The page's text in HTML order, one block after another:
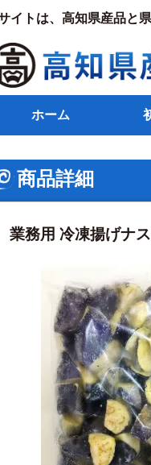
イトは、高知県産品と
ホーム
商品詳細
業務用 冷凍揚げナス